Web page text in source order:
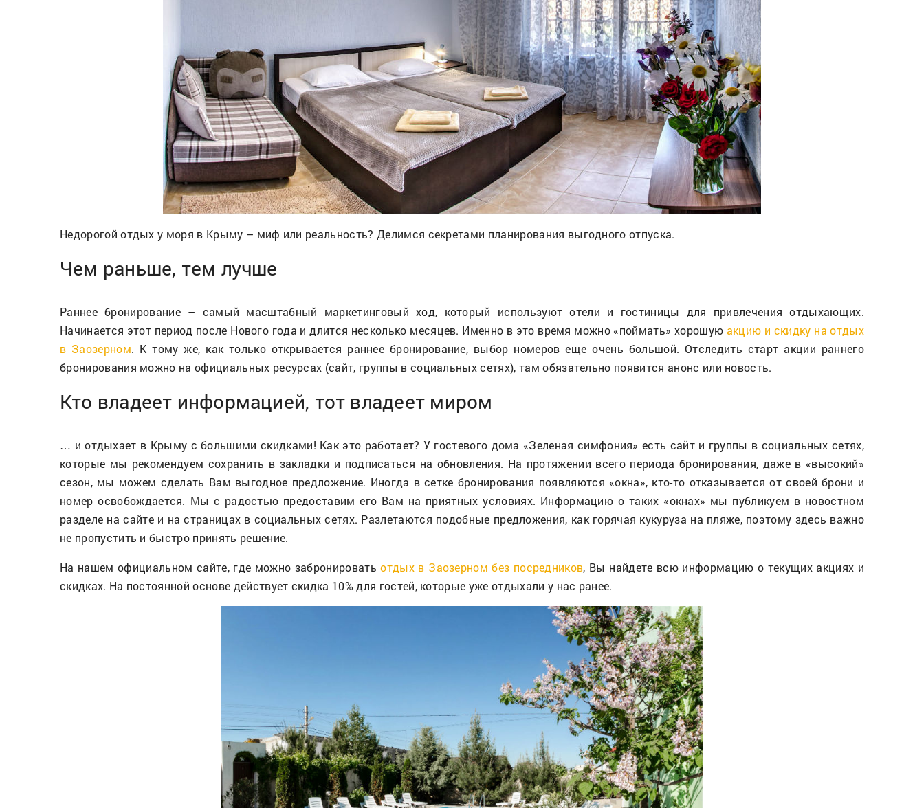
Недорогой отдых у моря в Крыму – миф или реальность? Делимся секретами планирования выгодного отпуска.
Чем раньше, тем лучше
Раннее бронирование – самый масштабный маркетинговый ход, который используют отели и гостиницы для привлечения отдыхающих.
Начинается этот период после Нового года и длится несколько месяцев. Именно в это время можно «поймать» хорошую акцию и скидку на отдых
в Заозерном. К тому же, как только открывается раннее бронирование, выбор номеров еще очень большой. Отследить старт акции раннего
бронирования можно на официальных ресурсах (сайт, группы в социальных сетях), там обязательно появится анонс или новость.
Кто владеет информацией, тот владеет миром
… и отдыхает в Крыму с большими скидками! Как это работает? У гостевого дома «Зеленая симфония» есть сайт и группы в социальных сетях,
которые мы рекомендуем сохранить в закладки и подписаться на обновления. На протяжении всего периода бронирования, даже в «высокий»
сезон, мы можем сделать Вам выгодное предложение. Иногда в сетке бронирования появляются «окна», кто-то отказывается от своей брони и
номер освобождается. Мы с радостью предоставим его Вам на приятных условиях. Информацию о таких «окнах» мы публикуем в новостном
разделе на сайте и на страницах в социальных сетях. Разлетаются подобные предложения, как горячая кукуруза на пляже, поэтому здесь важно
не пропустить и быстро принять решение.
На нашем официальном сайте, где можно забронироватьотдых в Заозерном без посредников, Вы найдете всю информацию о текущих акциях и
скидках. На постоянной основе действует скидка 10% для гостей, которые уже отдыхали у нас ранее.